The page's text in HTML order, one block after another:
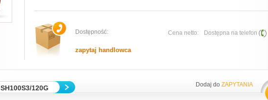
Dostępność:
zapytaj handlowca
Cena netto: Dostępna na telefon
SH100S3/120G Dodaj do ZAPYTANIA